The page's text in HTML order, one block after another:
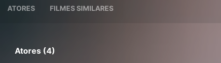
ATORES FILMES SIMILARES
Atores (4)